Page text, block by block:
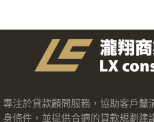
專注於貸款顧問服務，協助客戶釐
身條件，並提供合適的貸款規劃建